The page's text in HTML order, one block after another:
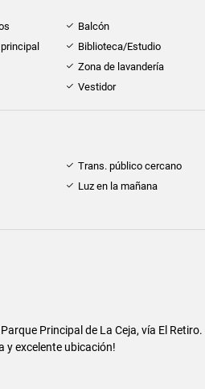
Balcón
Biblioteca/Estudio
Zona de lavandería
Vestidor
Trans. público cercano
Luz en la mañana
Principal de La Ceja, vía El Retiro.
y excelente ubicación!